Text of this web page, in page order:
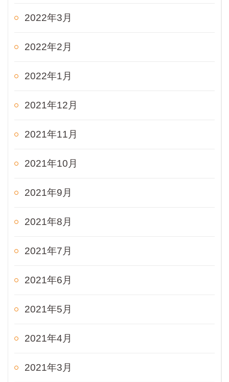
2022年3月
2022年2月
2022年1月
2021年12月
2021年11月
2021年10月
2021年9月
2021年8月
2021年7月
2021年6月
2021年5月
2021年4月
2021年3月